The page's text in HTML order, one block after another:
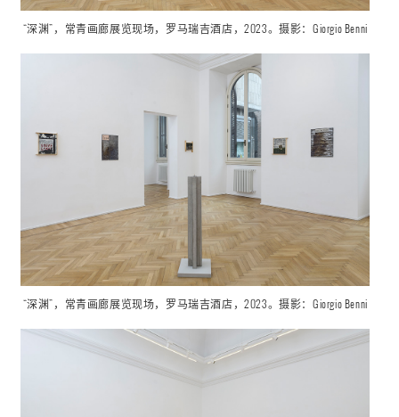
“深渊”，常青画廊展览现场，罗马瑞吉酒店，2023。摄影：Giorgio Benni
“深渊”， 常青画廊展览现场，罗马瑞吉酒店，2023。摄影：Giorgio Benni